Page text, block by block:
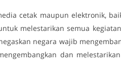
cetak maupun elektronik,
melestarikan semua
negara wajib
dan